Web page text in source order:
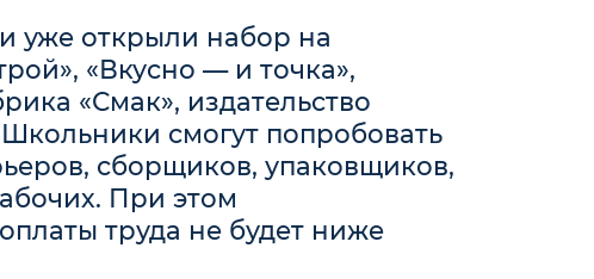
уже открыли набор на
«Вкусно — и точка»,
«Смак», издательство
смогут попробовать
сборщиков, упаковщиков,
При этом
труда не будет ниже